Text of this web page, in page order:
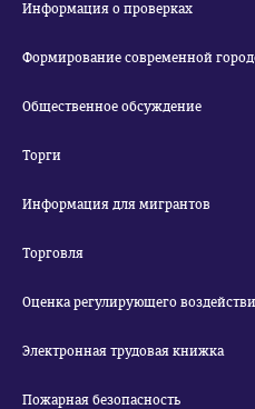
Информация о проверках
Формирование
Общественное обсуждение
Торги
Информация для мигрантов
Торговля
Оценка регулирующего
Электронная трудовая книжка
Пожарная безопасность